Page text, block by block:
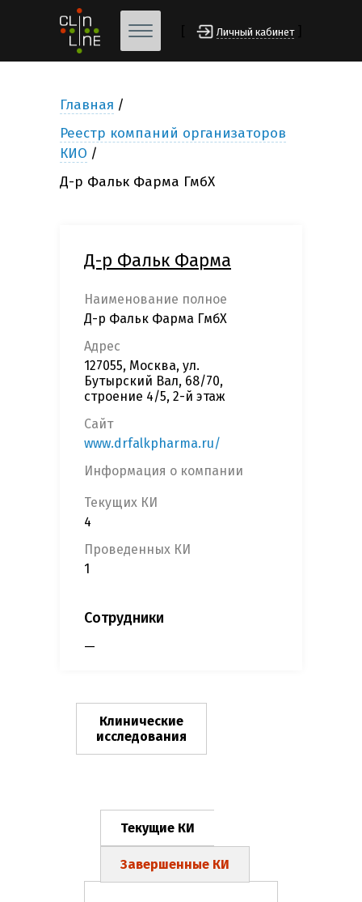
Личный кабинет
Главная
Реестр компаний организаторов
КИО
Д-р Фальк Фарма ГмбХ
Д-р Фальк Фарма
Наименование полное
Д-р Фальк Фарма ГмбХ
Адрес
127055, Москва, ул.
Бутырский Вал, 68/70,
строение 4/5, 2-й этаж
Сайт
www.drfalkpharma.ru/
Информация о компании
Текущих КИ
4
Проведенных КИ
1
Сотрудники
—
Клинические
исследования
Текущие КИ
Завершенные КИ